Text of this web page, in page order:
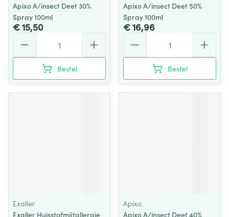
Apixo A/insect Deet 30%
Spray 100ml
€ 15,50
Bestel
Apixo A/insect Deet 50%
Spray 100ml
€ 16,96
Bestel
Exaller
Exaller Huisstofmijtallergie
Apixo
Apixo A/insect Deet 40%